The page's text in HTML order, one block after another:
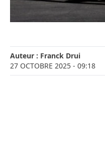
Auteur : Franck Drui
27 OCTOBRE 2025 - 09:18